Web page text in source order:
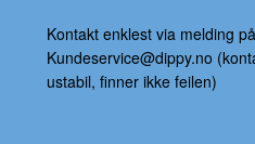
Kontakt enklest via melding
Kundeservice@dippy.no
ustabil, finner ikke feilen)